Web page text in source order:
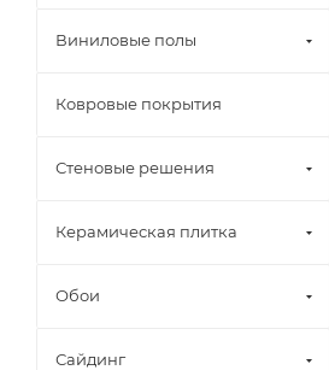
Виниловые полы
Ковровые покрытия
Стеновые решения
Керамическая плитка
Обои
Сайдинг